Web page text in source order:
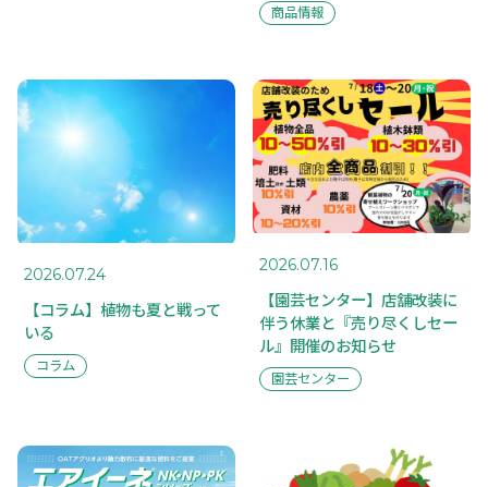
MAIL FORM
PRIVACY POLICY
商品情報
2026.07.24
【コラム】植物も夏と戦って
いる
コラム
2026.07.16
【園芸センター】店舗改装に
伴う休業と『売り尽くしセー
ル』開催のお知らせ
園芸センター